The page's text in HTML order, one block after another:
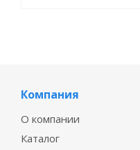
Компания
О компании
Каталог